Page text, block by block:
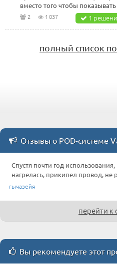
вместо того чтобы показывать
2 1 037 1
полный список
Отзывы о POD-системе
Спустя почти год
нагрелась, прикипел провод, не
гычазейя
перейти к
Вы рекомендуете этот